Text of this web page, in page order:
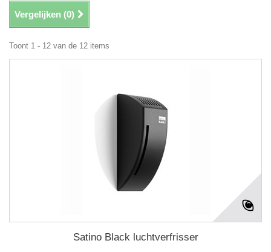
Vergelijken (0)
Toont 1 - 12 van de 12 items
Satino Black luchtverfrisser